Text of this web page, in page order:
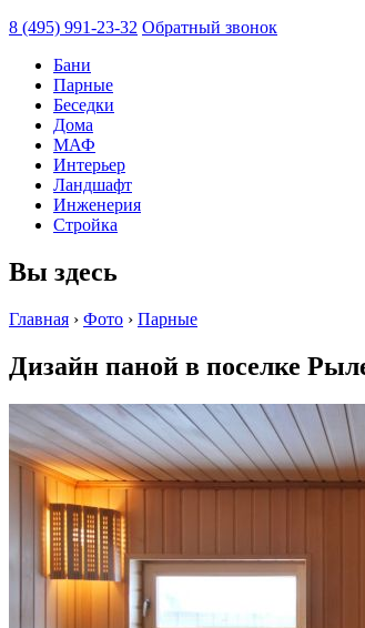
8 (495) 991-23-32 Обратный звонок
Бани
Парные
Беседки
Дома
МАФ
Интерьер
Ландшафт
Инженерия
Стройка
Вы здесь
Главная › Фото › Парные
Дизайн паной в поселке